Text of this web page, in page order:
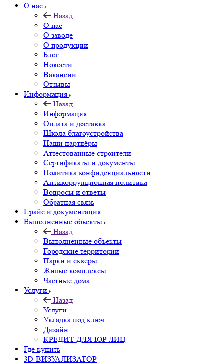
О нас
Назад
О нас
О заводе
О продукции
Блог
Новости
Вакансии
Отзывы
Информация
Назад
Информация
Оплата и доставка
Школа благоустройства
Наши партнёры
Аттестованные строители
Сертификаты и документы
Политика конфиденциальности
Антикоррупционная политика
Вопросы и ответы
Обратная связь
Прайс и документация
Выполненные объекты
Назад
Выполненные объекты
Городские территории
Парки и скверы
Жилые комплексы
Частные дома
Услуги
Назад
Услуги
Укладка под ключ
Дизайн
КРЕДИТ ДЛЯ ЮР ЛИЦ
Где купить
3D-ВИЗУАЛИЗАТОР